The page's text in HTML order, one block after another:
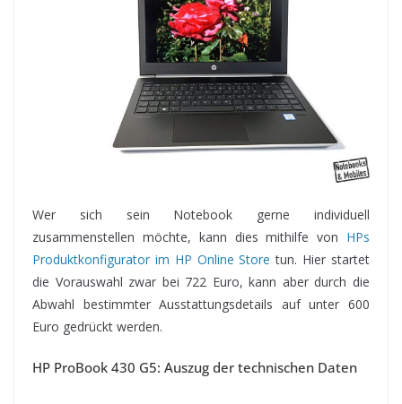
Wer sich sein Notebook gerne individuell
zusammenstellen möchte, kann dies mithilfe von HPs
Produktkonfigurator im HP Online Store tun. Hier startet
die Vorauswahl zwar bei 722 Euro, kann aber durch die
Abwahl bestimmter Ausstattungsdetails auf unter 600
Euro gedrückt werden.
HP ProBook 430 G5: Auszug der technischen Daten